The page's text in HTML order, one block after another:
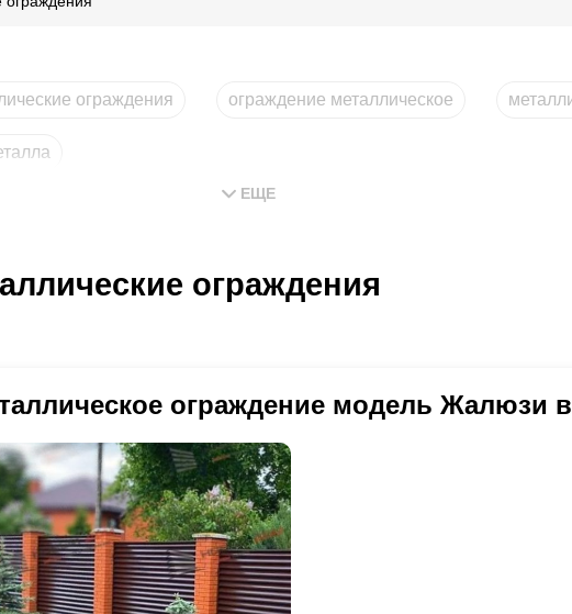
ограждения ограждение металлическое
ЕЩЕ
ограждения
ограждение модель Жалюзи